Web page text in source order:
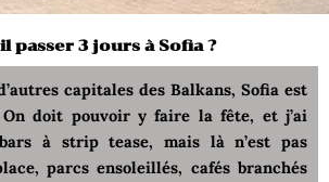
passer 3 jours à Sofia ?
capitales des Balkans, Sofia est
doit pouvoir y faire la fête, et j’ai
à strip tease, mais là n’est pas
parcs ensoleillés, cafés branchés